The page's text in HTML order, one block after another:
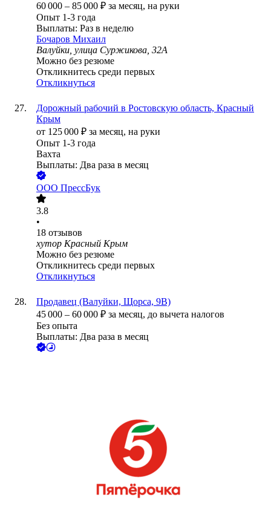
60 000 – 85 000 ₽ за месяц, на руки
Опыт 1-3 года
Выплаты: Раз в неделю
Бочаров Михаил
Валуйки, улица Суржикова, 32А
Можно без резюме
Откликнитесь среди первых
Откликнуться
Дорожный рабочий в Ростовскую область, Красный
Крым
от 125 000 ₽ за месяц, на руки
Опыт 1-3 года
Вахта
Выплаты: Два раза в месяц
ООО ПрессБук
3.8
•
18 отзывов
хутор Красный Крым
Можно без резюме
Откликнитесь среди первых
Откликнуться
Продавец (Валуйки, Щорса, 9В)
45 000 – 60 000 ₽ за месяц, до вычета налогов
Без опыта
Выплаты: Два раза в месяц